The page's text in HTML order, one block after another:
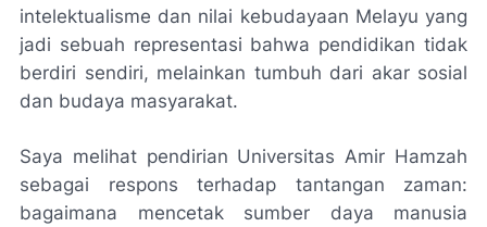
intelektualisme dan nilai kebudayaan Melayu yang
jadi sebuah representasi bahwa pendidikan tidak
berdiri sendiri, melainkan tumbuh dari akar sosial
dan budaya masyarakat.
Saya melihat pendirian Universitas Amir Hamzah
sebagai respons terhadap tantangan zaman:
bagaimana mencetak sumber daya manusia